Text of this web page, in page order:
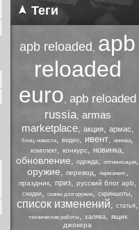
Теги
apb reloaded , apb
reloaded
euro, apb reloaded
russia, armas
marketplace, акция, армас,
блиц-новости, видео, ивент, иннова,
комплект, конкурс, новинка,
обновление, одежда, оптимизация,
оружие, перевод, перманент,
праздник, приз, русский блог apb,
скидки, скины для оружия, скриншоты,
список изменений, статья,
технические работы, халява, ящик
джокера